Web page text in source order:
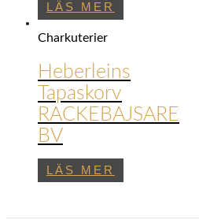
LÄS MER
Charkuterier
Heberleins
Tapaskorv
RACKEBAJSARE
BV
LÄS MER